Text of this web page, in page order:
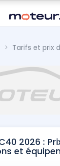
Tarifs et prix
2026 :
et